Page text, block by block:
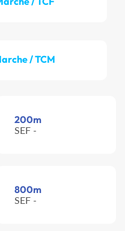
/ TCM
200m
SEF -
800m
SEF -